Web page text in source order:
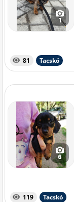
1
81 Tacskó
6
119 Tacskó